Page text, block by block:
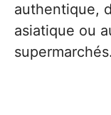
authentique,
asiatique ou
supermarchés.